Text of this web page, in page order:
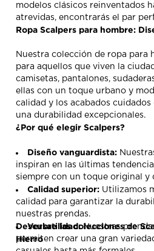
modelos clásicos reinventados
atrevidas, encontrarás el par
Ropa Scalpers para hombre:
Nuestra colección de ropa para
para aquellos que viven la
camisetas, pantalones,
ellas con un toque urbano y
calidad y los acabados
una durabilidad excepcionales.
¿Por qué elegir Scalpers?
Diseño vanguardista:
inspiran en las últimas
siempre con un toque original y
Calidad superior: Utilizamos
calidad para garantizar la
nuestras prendas.
Versatilidad:Nuestras
permiten crear una gran
Descubre las colecciones de
Hierro